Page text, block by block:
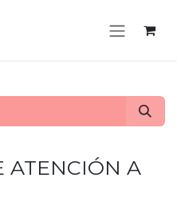
ATENCIÓN A